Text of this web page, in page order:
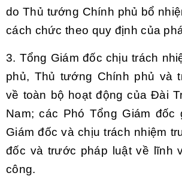
do Thủ tướng Chính phủ bổ
cách chức theo quy định của
3. Tổng Giám đốc chịu trách
phủ, Thủ tướng Chính phủ và
về toàn bộ hoạt động của Đài
Nam; các Phó Tổng Giám đốc
Giám đốc và chịu trách nhiệm
đốc và trước pháp luật về lĩnh
công.